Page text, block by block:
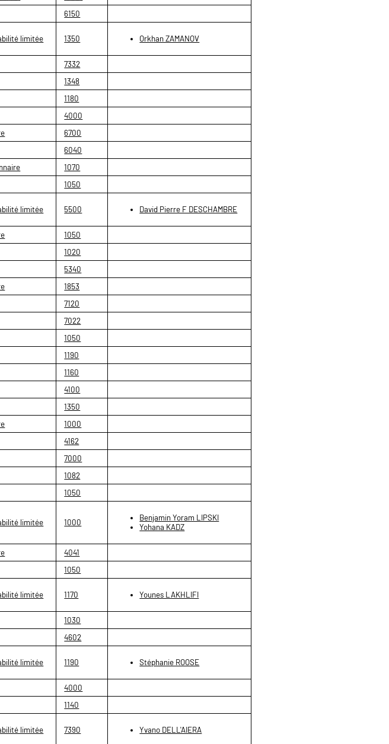
6150
limitée 1350 Orkhan ZAMANOV
7332
1348
1180
4000
6700
6040
1070
1050
limitée 5500 David Pierre F DESCHAMBRE
1050
1020
5340
1853
7120
7022
1050
1190
1160
4100
1350
1000
4162
7000
1082
1050
limitée 1000
Benjamin Yoram LIPSKI
Yohana KADZ
4041
1050
limitée 1170 Younes LAKHLIFI
1030
4602
limitée 1190 Stéphanie ROOSE
4000
1140
limitée 7390 Yvano DELL'AIERA